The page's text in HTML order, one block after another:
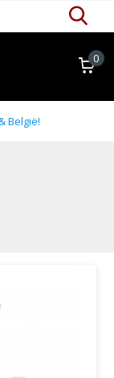
0
België!